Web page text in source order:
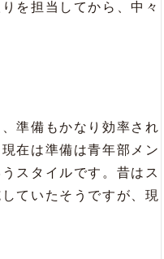
を担当してから、中々
準備もかなり効率され
在は準備は青年部メン
スタイルです。昔はス
ていたそうですが、現